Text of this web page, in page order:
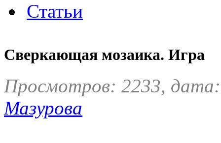
Статьи
Сверкающая мозаика. Игра
Просмотров: 2233,
Мазурова